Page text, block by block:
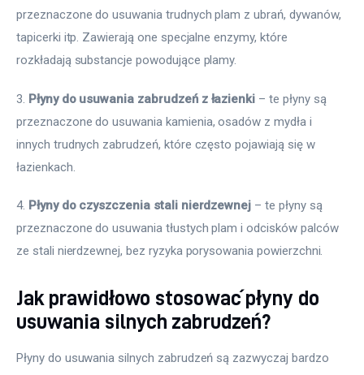
przeznaczone do usuwania trudnych plam z ubrań, dywanów,
tapicerki itp. Zawierają one specjalne enzymy, które
rozkładają substancje powodujące plamy.
3. Płyny do usuwania zabrudzeń z łazienki – te płyny są
przeznaczone do usuwania kamienia, osadów z mydła i
innych trudnych zabrudzeń, które często pojawiają się w
łazienkach.
4. Płyny do czyszczenia stali nierdzewnej – te płyny są
przeznaczone do usuwania tłustych plam i odcisków palców
ze stali nierdzewnej, bez ryzyka porysowania powierzchni.
Jak prawidłowo stosować płyny do
usuwania silnych zabrudzeń?
Płyny do usuwania silnych zabrudzeń są zazwyczaj bardzo